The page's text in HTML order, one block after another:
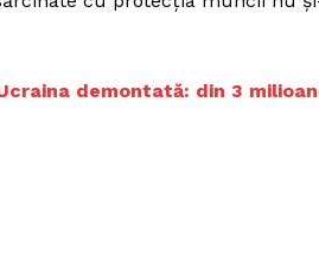
demontată: din 3